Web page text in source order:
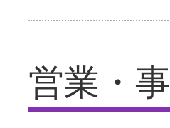
営業・